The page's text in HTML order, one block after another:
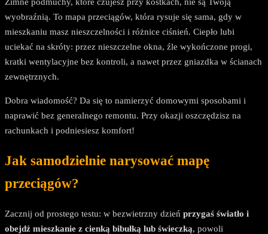
Zimne podmuchy, które czujesz przy kostkach, nie są Twoją
wyobraźnią. To mapa przeciągów, która rysuje się sama, gdy w
mieszkaniu masz nieszczelności i różnice ciśnień. Ciepło lubi
uciekać na skróty: przez nieszczelne okna, źle wykończone progi,
kratki wentylacyjne bez kontroli, a nawet przez gniazdka w ścianach
zewnętrznych.
Dobra wiadomość? Da się to namierzyć domowymi sposobami i
naprawić bez generalnego remontu. Przy okazji oszczędzisz na
rachunkach i podniesiesz komfort!
Jak samodzielnie narysować mapę
przeciągów?
Zacznij od prostego testu: w bezwietrzny dzień przygaś światło i
obejdź mieszkanie z cienką bibułką lub świeczką, powoli